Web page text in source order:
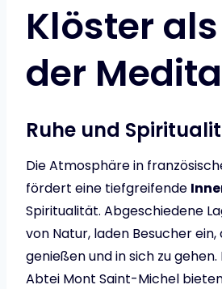
Klöster
der
Ruhe und
Die Atmosphäre in
fördert eine tiefgreifende
Spiritualität. Abgeschiedene
von Natur, laden Besucher ein,
genießen und in sich zu
Abtei Mont Saint-Michel